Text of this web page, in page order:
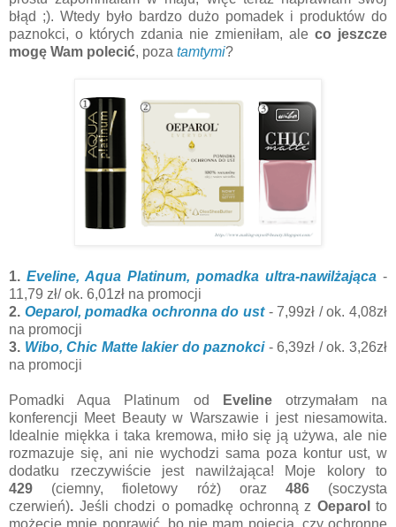
błąd ;). Wtedy było bardzo dużo pomadek i produktów do
paznokci, o których zdania nie zmieniłam, ale co jeszcze
mogę Wam polecić, poza tamtymi?
1. Eveline, Aqua Platinum, pomadka ultra-nawilżająca -
11,79 zł/ ok. 6,01zł na promocji
2. Oeparol, pomadka ochronna do ust- 7,99zł / ok. 4,08zł
na promocji
3. Wibo, Chic Matte lakier do paznokci- 6,39zł / ok. 3,26zł
na promocji
Pomadki Aqua Platinum od Evelineotrzymałam na
konferencji Meet Beauty w Warszawie i jest niesamowita.
Idealnie miękka i taka kremowa, miło się ją używa, ale nie
rozmazuje się, ani nie wychodzi sama poza kontur ust, w
dodatku rzeczywiście jest nawilżająca! Moje kolory to
429 (ciemny, fioletowy róż) oraz 486 (soczysta
czerwień). Jeśli chodzi o pomadkę ochronną z Oeparol
to
możecie mnie poprawić, bo nie mam pojęcia, czy ochronne